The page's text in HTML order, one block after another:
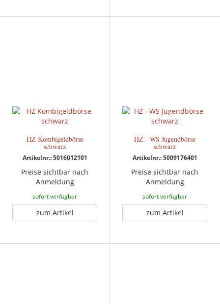
HZ Kombigeldbörse
schwarz
Artikelnr.: 5016012101
Preise sichtbar nach
Anmeldung
sofort verfügbar
zum Artikel
HZ - WS Jugendbörse
schwarz
Artikelnr.: 5009176401
Preise sichtbar nach
Anmeldung
sofort verfügbar
zum Artikel